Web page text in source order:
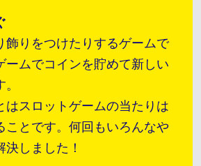
飾りをつけたりするゲームで
ームでコインを貯めて新しい
はスロットゲームの当たりは
ことです。何回もいろんなや
決しました！